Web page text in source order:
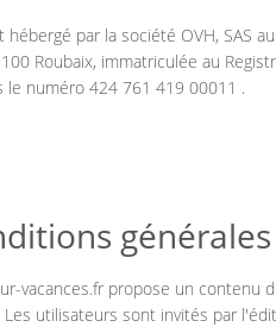
hébergé par la société OVH, SAS
Roubaix, immatriculée au
le numéro 424 761 419 00011 .
vacances.fr propose un
utilisateurs sont invités par